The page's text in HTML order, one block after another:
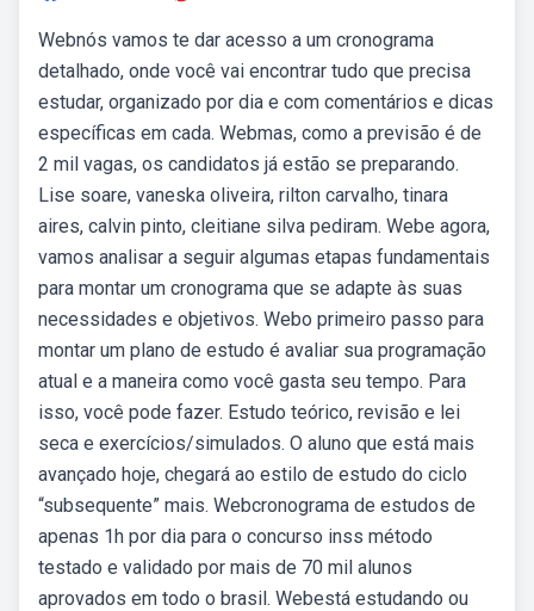
Webnós vamos te dar acesso a um cronograma
detalhado, onde você vai encontrar tudo que precisa
estudar, organizado por dia e com comentários e dicas
específicas em cada. Webmas, como a previsão é de
2 mil vagas, os candidatos já estão se preparando.
Lise soare, vaneska oliveira, rilton carvalho, tinara
aires, calvin pinto, cleitiane silva pediram. Webe agora,
vamos analisar a seguir algumas etapas fundamentais
para montar um cronograma que se adapte às suas
necessidades e objetivos. Webo primeiro passo para
montar um plano de estudo é avaliar sua programação
atual e a maneira como você gasta seu tempo. Para
isso, você pode fazer. Estudo teórico, revisão e lei
seca e exercícios/simulados. O aluno que está mais
avançado hoje, chegará ao estilo de estudo do ciclo
“subsequente” mais. Webcronograma de estudos de
apenas 1h por dia para o concurso inss método
testado e validado por mais de 70 mil alunos
aprovados em todo o brasil. Webestá estudando ou